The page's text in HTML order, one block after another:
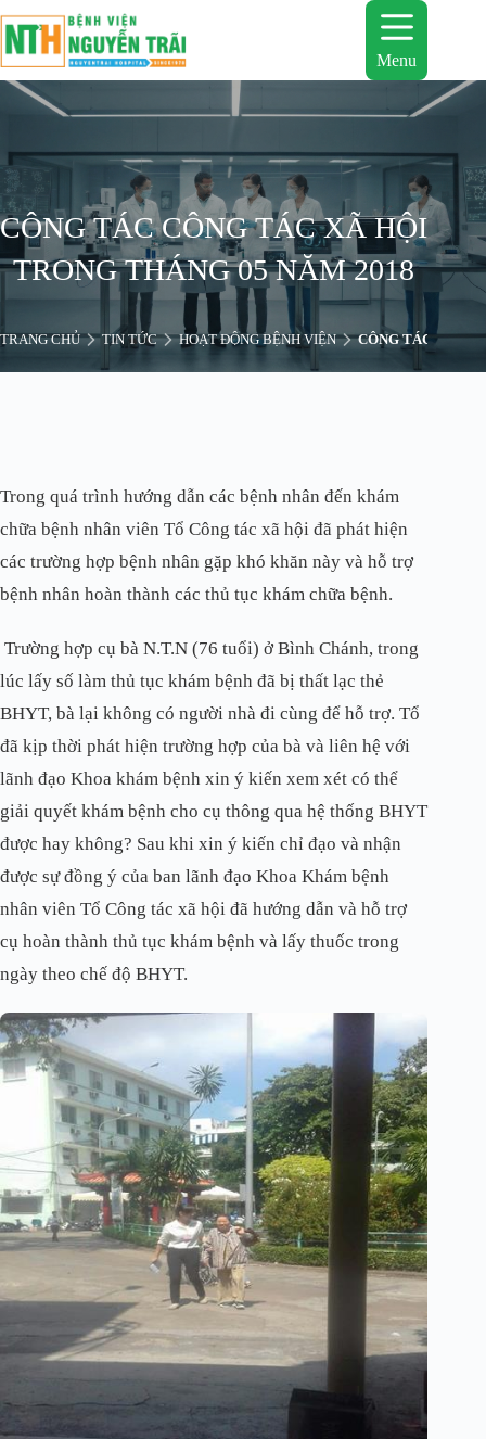
đến
phần
nội
dung
Menu
CÔNG TÁC CÔNG TÁC XÃ HỘI
TRONG THÁNG 05 NĂM 2018
TRANG CHỦ TIN TỨC HOẠT ĐỘNG BỆNH VIỆN CÔNG TÁC CÔNG
Trong quá trình hướng dẫn các bệnh nhân đến khám
chữa bệnh nhân viên Tổ Công tác xã hội đã phát hiện
các trường hợp bệnh nhân gặp khó khăn này và hỗ trợ
bệnh nhân hoàn thành các thủ tục khám chữa bệnh.
Trường hợp cụ bà N.T.N (76 tuổi) ở Bình Chánh, trong
lúc lấy số làm thủ tục khám bệnh đã bị thất lạc thẻ
BHYT, bà lại không có người nhà đi cùng để hỗ trợ. Tổ
đã kịp thời phát hiện trường hợp của bà và liên hệ với
lãnh đạo Khoa khám bệnh xin ý kiến xem xét có thể
giải quyết khám bệnh cho cụ thông qua hệ thống BHYT
được hay không? Sau khi xin ý kiến chỉ đạo và nhận
được sự đồng ý của ban lãnh đạo Khoa Khám bệnh
nhân viên Tổ Công tác xã hội đã hướng dẫn và hỗ trợ
cụ hoàn thành thủ tục khám bệnh và lấy thuốc trong
ngày theo chế độ BHYT.